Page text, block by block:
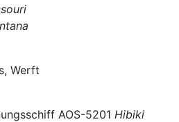
Werft
AOS-5201 Hibiki